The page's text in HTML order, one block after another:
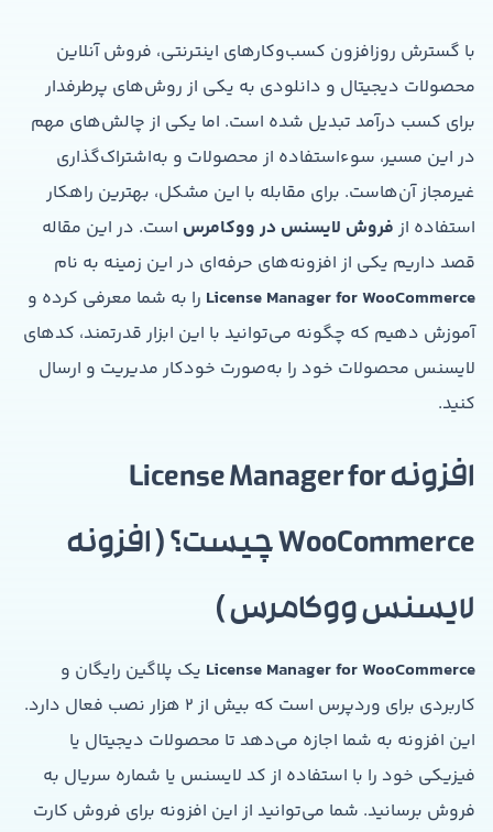
با گسترش روزافزون کسب‌وکارهای اینترنتی، فروش آنلاین
محصولات دیجیتال و دانلودی به یکی از روش‌های پرطرفدار
برای کسب درآمد تبدیل شده است. اما یکی از چالش‌های مهم
در این مسیر، سوء‌استفاده از محصولات و به‌اشتراک‌گذاری
غیرمجاز آن‌هاست. برای مقابله با این مشکل، بهترین راهکار
استفاده از فروش لایسنس در ووکامرس است. در این مقاله
قصد داریم یکی از افزونه‌های حرفه‌ای در این زمینه به نام
License Manager for WooCommerce را به شما معرفی کرده و
آموزش دهیم که چگونه می‌توانید با این ابزار قدرتمند، کدهای
لایسنس محصولات خود را به‌صورت خودکار مدیریت و ارسال
کنید.
افزونه License Manager for
WooCommerce چیست؟ ( افزونه
لایسنس ووکامرس )
License Manager for WooCommerce یک پلاگین رایگان و
کاربردی برای وردپرس است که بیش از ۲ هزار نصب فعال دارد.
این افزونه به شما اجازه می‌دهد تا محصولات دیجیتال یا
فیزیکی خود را با استفاده از کد لایسنس یا شماره سریال به
فروش برسانید. شما می‌توانید از این افزونه برای فروش کارت